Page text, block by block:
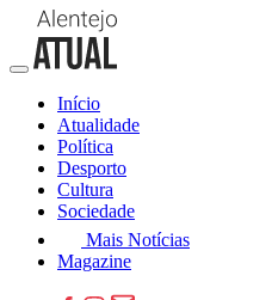
Início
Atualidade
Política
Desporto
Cultura
Sociedade
Mais Notícias
Magazine